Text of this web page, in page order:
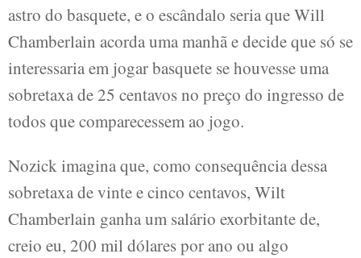
astro do basquete, e o escândalo seria que Will
Chamberlain acorda uma manhã e decide que só se
interessaria em jogar basquete se houvesse uma
sobretaxa de 25 centavos no preço do ingresso de
todos que comparecessem ao jogo.
Nozick imagina que, como consequência dessa
sobretaxa de vinte e cinco centavos, Wilt
Chamberlain ganha um salário exorbitante de,
creio eu, 200 mil dólares por ano ou algo